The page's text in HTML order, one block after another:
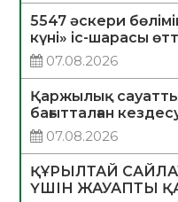
5547 әскери
күні» іс-шарасы
07.08.2026
Қаржылық
бағытталған
07.08.2026
ҚҰРЫЛТАЙ
ҮШІН ЖАУАПТЫ